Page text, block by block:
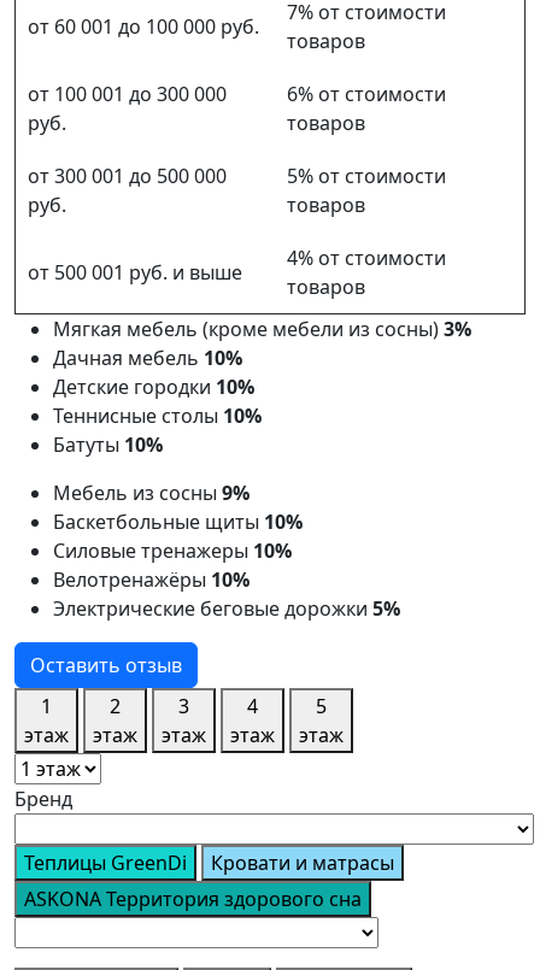
от 60 001 до 100 000 руб.
7% от стоимости
товаров
от 100 001 до 300 000
руб.
6% от стоимости
товаров
от 300 001 до 500 000
руб.
5% от стоимости
товаров
от 500 001 руб. и выше
4% от стоимости
товаров
Мягкая мебель (кроме мебели из сосны)3%
Дачная мебель 10%
Детские городки 10%
Теннисные столы 10%
Батуты 10%
Мебель из сосны 9%
Баскетбольные щиты 10%
Силовые тренажеры 10%
Велотренажёры 10%
Электрические беговые дорожки 5%
Оставить отзыв
1
этаж
2
этаж
3
этаж
4
этаж
5
этаж
Бренд
Теплицы GreenDi
Кровати и матрасы
ASKONA Территория здорового сна